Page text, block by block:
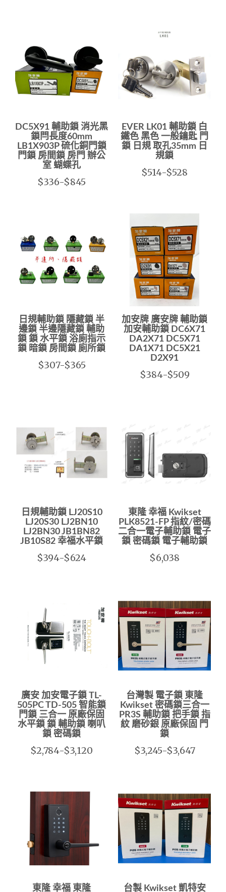
DC5X91 輔助鎖 消光黑
鎖閂長度60mm
LB1X903P 硫化銅門鎖
門鎖 房間鎖 房門 辦公
室 蝴蝶孔
$336-$845
EVER LK01 輔助鎖 白
鐵色 黑色 一般鑰匙 門
鎖 日規 取孔35mm 日
規鎖
$514-$528
日規輔助鎖 隱藏鎖 半
邊鎖 半邊隱藏鎖 輔助
鎖 鎖 水平鎖 浴廁指示
鎖 暗鎖 房間鎖 廁所鎖
$307-$365
加安牌 廣安牌 輔助鎖
加安輔助鎖 DC6X71
DA2X71 DC5X71
DA1X71 DC5X21
D2X91
$384-$509
日規輔助鎖 LJ20S10
LJ20S30 LJ2BN10
LJ2BN30 JB1BN82
JB10S82 幸福水平鎖
$394-$624
東隆 幸福 Kwikset
PLK8521-FP 指紋/密碼
二合一電子輔助鎖 電子
鎖 密碼鎖 電子輔助鎖
$6,038
廣安 加安電子鎖 TL-
505PC TD-505 智能鎖
門鎖 三合一 原廠保固
水平鎖 鎖 輔助鎖 喇叭
鎖 密碼鎖
$2,784-$3,120
台灣製 電子鎖 東隆
Kwikset 密碼鎖三合一
PR3S 輔助鎖 把手鎖 指
紋 磨砂銀 原廠保固 門
鎖
$3,245-$3,647
東隆 幸福 東隆 台製 Kwikset 凱特安